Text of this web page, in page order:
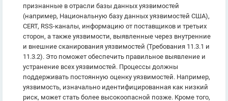
признанные в отрасли базы данных уязвимостей
(например, Национальную базу данных уязвимостей США),
CERT, RSS-каналы, информацию от поставщиков и третьих
сторон, а также уязвимости, выявленные через внутренние
и внешние сканирования уязвимостей (Требования 11.3.1 и
11.3.2). Это поможет обеспечить правильное выявление и
устранение всех уязвимостей. Процессы должны
поддерживать постоянную оценку уязвимостей. Например,
уязвимость, изначально идентифицированная как низкий
риск, может стать более высокоопасной позже. Кроме того,